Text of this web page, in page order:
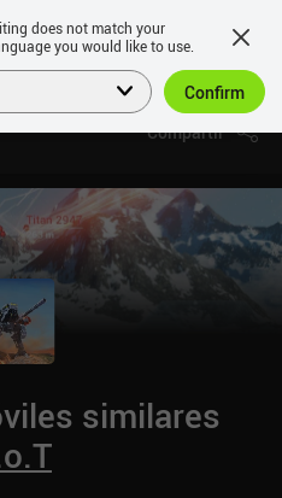
Compartir
similares
does not match your
you would like to use.
Confirm